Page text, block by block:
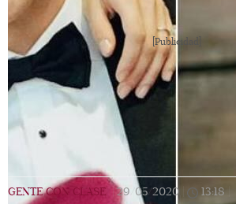
[Publicidad]
GENTE CON CLASE 29/05/2020 13:18